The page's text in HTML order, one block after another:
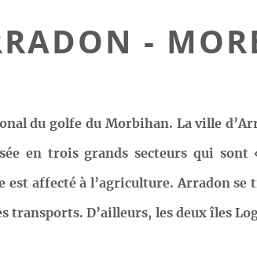
-
du golfe du Morbihan. La ville
en trois grands secteurs qui
affecté à l’agriculture. Arradon se
transports. D’ailleurs, les deux îles